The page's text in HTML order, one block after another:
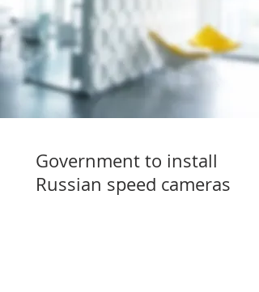
Government to install
Russian speed cameras